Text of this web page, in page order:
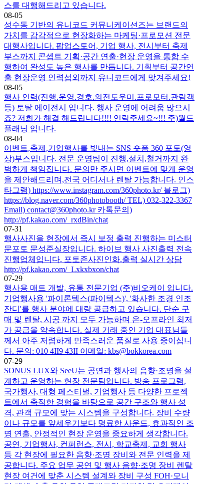
스를 대행해드리고 있습니다.
08-05
성수동 기반의 유니코드 커뮤니케이션즈는 브랜드의
가치를 감각적으로 현장화하는 마케팅·프로모션 전문
대행사입니다. 팝업스토어, 기업 행사, 전시부터 축제
부스까지 콘셉트 기획·공간 연출·현장 운영을 통합 수
행하여 완성도 높은 행사를 만듭니다. 기획부터 공간연
출 현장운영 인력섭외까지 유니코드에게 맞겨주세요!
08-05
행사 인력(진행.운영.경호.의전도우미.프로모터.관람객
등) 토탈 에이전시 입니다. 행사 운영에 어려움 많으시
죠? 저희가 해결 해드립니다!!!! 연락주세요~!!! 주)월드
플래닝 입니다.
08-04
이벤트,축제,기업행사를 빛내는 SNS 숏폼 360 포토(영
상)부스입니다. 전문 운영팀이 진행,설치,철거까지 완
벽하게 책임집니다. 문의만 주시면 이벤트에 맞게 운영
을 제안해드리며,전국 어디서나 렌탈 가능합니다. 인스
타그램) https://www.instagram.com/360photo.kr/ 블로그)
https://blog.naver.com/360photobooth/ TEL) 032-322-3367
Email) contact@360photo.kr 카톡문의)
http://pf.kakao.com/_rxdBin/chat
07-31
행사사진을 현장에서 즉시 보정 출력 진행하는 미스터
문포토 문성준실장입니다. 하이브 행사 사진출력 전속
진행업체입니다. 포토존사진인화.출력 실시간 상담
http://pf.kakao.com/_Lxkxbxon/chat
07-29
행사용 매트 개발, 유통 전문기업 (주)비오케이 입니다.
기업행사용 '파이론텍스(파이텍스)', '화사한 조경 인조
잔디'를 행사 분야에 대량 공급하고 있습니다. 단순 구
매 및 렌탈, 시공 까지 모두 가능하며 온-오프라인 최저
가 공급을 약속합니다. 실제 거래 중인 기업 대표님들
께서 아주 저렴하게 만족스러운 품질로 사용 중이십니
다. 문의: 010 4II9 43II 이메일: kbs@bokkorea.com
07-29
SONUS LUX와 SeeU는 공연과 행사의 음향·조명을 설
계하고 운영하는 현장 전문팀입니다. 방송 프로그램,
국가행사, 대형 페스티벌, 기업행사 등 다양한 프로젝
트에서 축적한 경험을 바탕으로 공간 구조와 행사 성
격, 관객 규모에 맞는 시스템을 구성합니다. 장비 수량
이나 규모를 앞세우기보다 명료한 사운드, 효과적인 조
명 연출, 안정적인 현장 운영을 중요하게 생각합니다.
공연, 기업행사, 컨퍼런스, 전시, 학교축제, 교회 행사
등 각 현장에 필요한 음향·조명 장비와 전문 인력을 제
공합니다. 주요 업무 공연 및 행사 음향·조명 장비 렌탈
현장 여건에 맞춘 시스템 설계와 장비 구성 FOH·모니